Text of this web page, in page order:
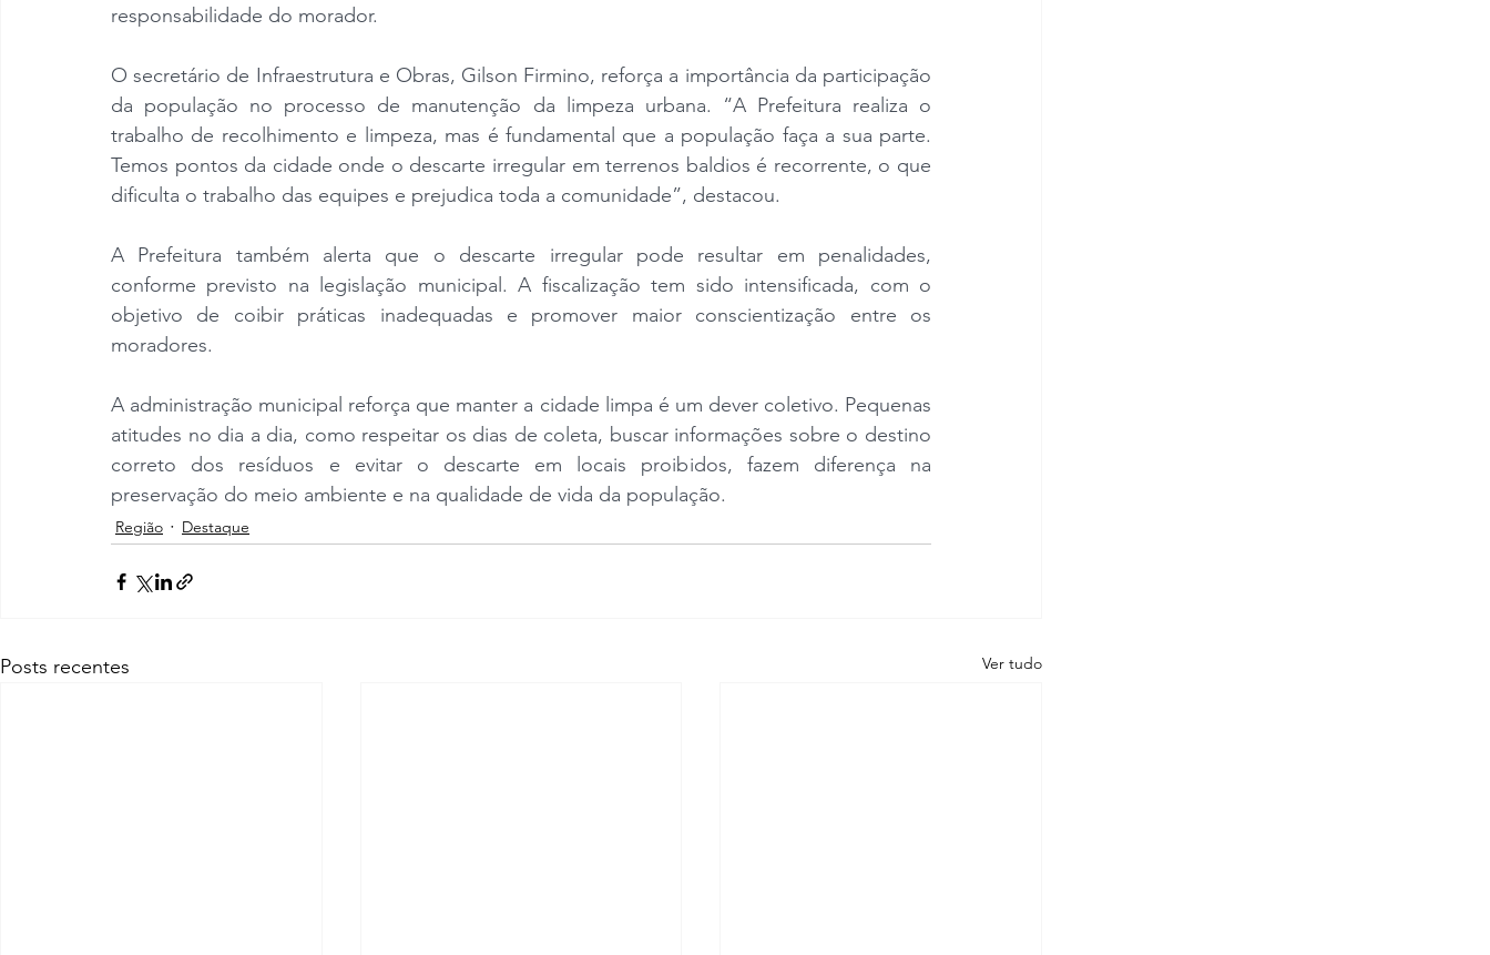
responsabilidade do morador.
O secretário de Infraestrutura e Obras, Gilson Firmino, reforça a importância da participação
da população no processo de manutenção da limpeza urbana. “A Prefeitura realiza o
trabalho de recolhimento e limpeza, mas é fundamental que a população faça a sua parte.
Temos pontos da cidade onde o descarte irregular em terrenos baldios é recorrente, o que
dificulta o trabalho das equipes e prejudica toda a comunidade”, destacou.
A Prefeitura também alerta que o descarte irregular pode resultar em penalidades,
conforme previsto na legislação municipal. A fiscalização tem sido intensificada, com o
objetivo de coibir práticas inadequadas e promover maior conscientização entre os
moradores.
A administração municipal reforça que manter a cidade limpa é um dever coletivo. Pequenas
atitudes no dia a dia, como respeitar os dias de coleta, buscar informações sobre o destino
correto dos resíduos e evitar o descarte em locais proibidos, fazem diferença na
preservação do meio ambiente e na qualidade de vida da população.
Região Destaque
Posts recentes Ver tudo